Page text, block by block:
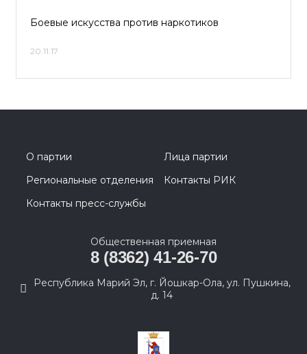
Боевые искусства против наркотиков
20.11.17
О партии
Лица партии
Региональные отделения
Контакты РИК
Контакты пресс-службы
Общественная приемная
8 (8362) 41-26-70
Республика Марий Эл, г. Йошкар-Ола, ул. Пушкина,
д. 14